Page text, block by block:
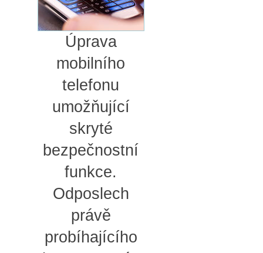
Úprava
mobilního
telefonu
umožňující
skryté
bezpečnostní
funkce.
Odposlech
právě
probíhajícího